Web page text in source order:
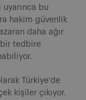
uyarınca bu
hakim güvenlik
daha ağır
tedbire
Türkiye’de
kişiler çıkıyor.